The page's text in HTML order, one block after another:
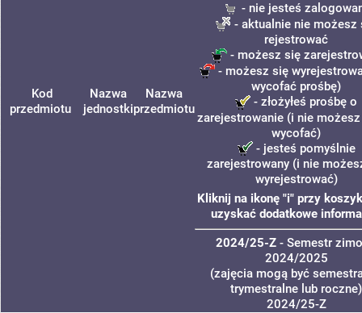
Kod
przedmiotu
Nazwa
jednostki
Nazwa
przedmiotu
- nie jesteś
- aktualnie nie możesz
rejestrować
- możesz się
- możesz się
wycofać prośbę)
- złożyłeś prośbę o
zarejestrowanie (i nie
wycofać)
- jesteś pomyślnie
zarejestrowany (i nie
wyrejestrować)
Kliknij na ikonę "i" przy
uzyskać dodatkowe
2024/25-Z- Semestr
2024/2025
(zajęcia mogą być
trymestralne lub roczne)
2024/25-Z